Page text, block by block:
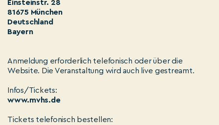
Einsteinstr. 28
81675 München
Deutschland
Bayern
Anmeldung erforderlich telefonisch oder über die
Website. Die Veranstaltung wird auch live gestreamt.
Infos/Tickets:
www.mvhs.de
Tickets telefonisch bestellen: